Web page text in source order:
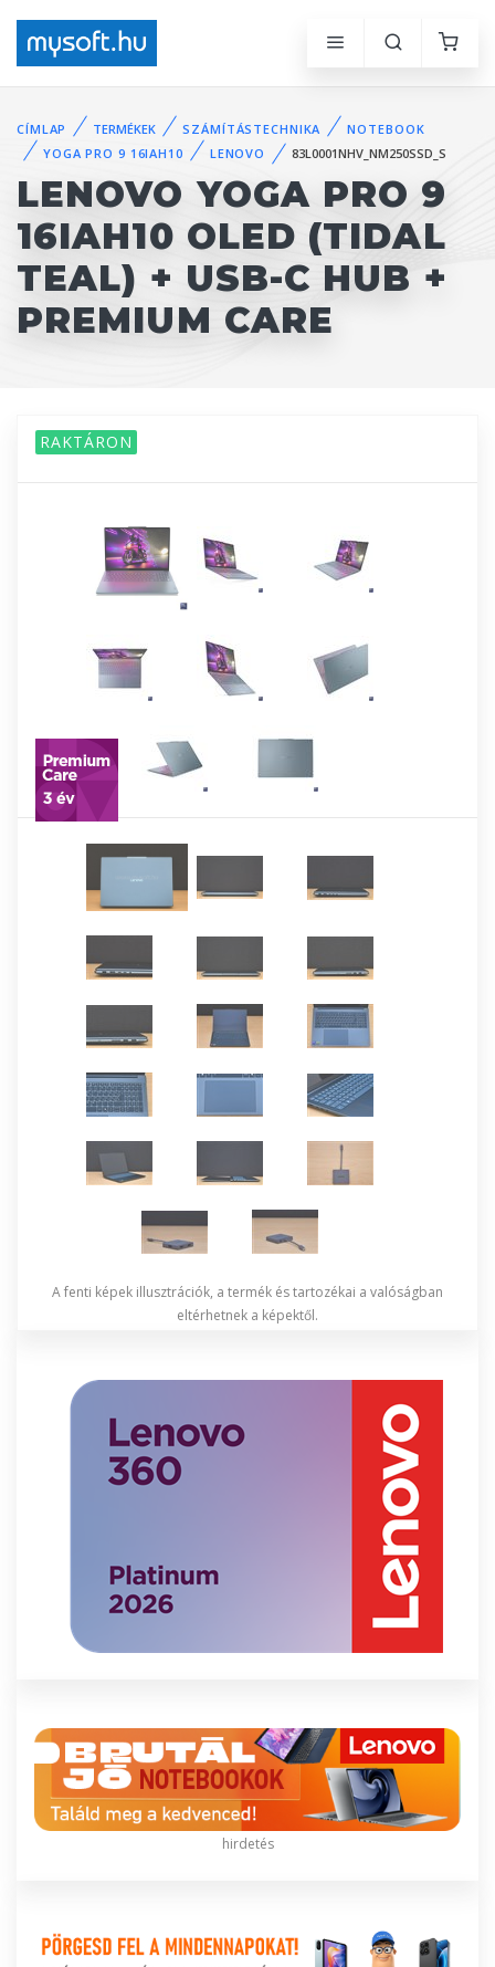
CÍMLAP TERMÉKEK SZÁMÍTÁSTECHNIKA
NOTEBOOK
YOGA PRO 9 16IAH10
LENOVO 83L0001NHV_NM250SSD_S
LENOVO YOGA PRO 9
16IAH10 OLED (TIDAL
TEAL) + USB-C HUB +
PREMIUM CARE
RAKTÁRON
A fenti képek illusztrációk, a termék és tartozékai a valóságban
eltérhetnek a képektől.
hirdetés